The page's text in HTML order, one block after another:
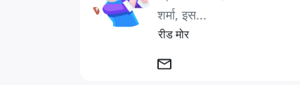
शर्मा, इस...
रीड मोर